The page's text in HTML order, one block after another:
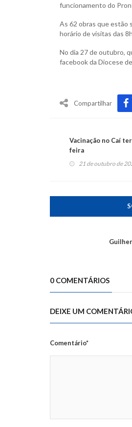
funcionamento do
As 62 obras que estão
horário de visitas das
No dia 27 de outubro,
facebook da Diocese
Compartilhar
Vacinação no Caí
feira
21 de outubro de
0 COMENTÁRIOS
DEIXE UM
Comentário*